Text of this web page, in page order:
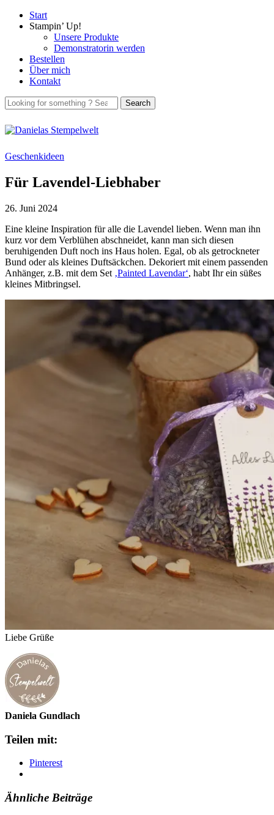
Start
Stampin’ Up!
Unsere Produkte
Demonstratorin werden
Bestellen
Über mich
Kontakt
Geschenkideen
Für Lavendel-Liebhaber
26. Juni 2024
Eine kleine Inspiration für alle die Lavendel lieben. Wenn man ihn
kurz vor dem Verblühen abschneidet, kann man sich diesen
beruhigenden Duft noch ins Haus holen. Egal, ob als getrockneter
Bund oder als kleines Duftsäckchen. Dekoriert mit einem passenden
Anhänger, z.B. mit dem Set ‚Painted Lavendar‘, habt Ihr ein süßes
kleines Mitbringsel.
Liebe Grüße
Daniela Gundlach
Teilen mit:
Pinterest
Ähnliche Beiträge